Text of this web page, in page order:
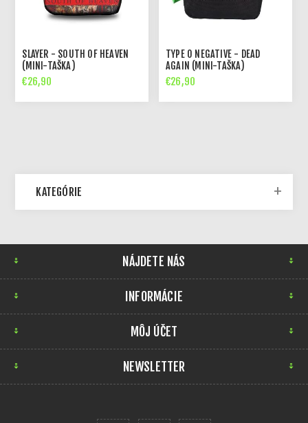
SLAYER - SOUTH OF HEAVEN
(MINI-TAŠKA)
€26,90
TYPE O NEGATIVE - DEAD
AGAIN (MINI-TAŠKA)
€26,90
KATEGÓRIE
NÁJDETE NÁS
INFORMÁCIE
MÔJ ÚČET
NEWSLETTER